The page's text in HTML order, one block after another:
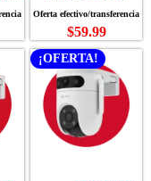
$59.99
¡OFERTA!